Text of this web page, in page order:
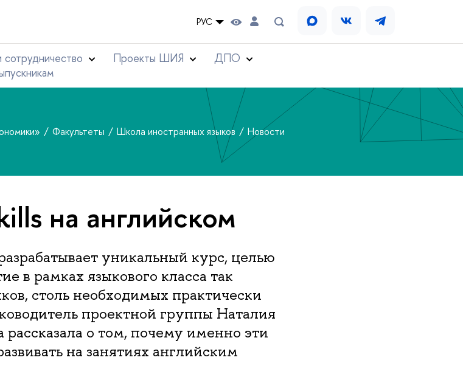
РУС
сотрудничество Проекты ШИЯ
ДПО
Факультеты Школа иностранных языков Новости
на английском
уникальный курс, целью
в рамках языкового класса так
столь необходимых практически
проектной группы Наталия
о том, почему именно эти
на занятиях английским